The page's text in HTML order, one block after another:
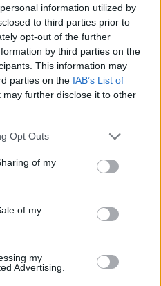
information utilized by
to third parties prior to
opt-out of the further
by third parties on the
This information may
parties on the IAB’s List of
may further disclose it to other
Opt Outs
of my
of my
my
Advertising.